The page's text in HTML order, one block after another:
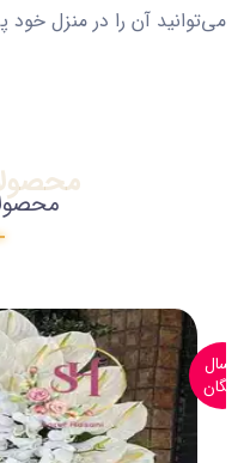
می‌توانید آن را در منزل
ارسال
رایگان